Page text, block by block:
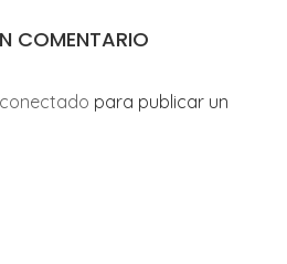
COMENTARIO
conectado para publicar un